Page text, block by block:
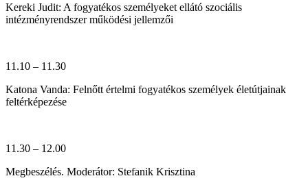
Kereki Judit: A fogyatékos személyeket ellátó szociális
intézményrendszer működési jellemzői
11.10 – 11.30
Katona Vanda: Felnőtt értelmi fogyatékos személyek életútjainak
feltérképezése
11.30 – 12.00
Megbeszélés. Moderátor: Stefanik Krisztina